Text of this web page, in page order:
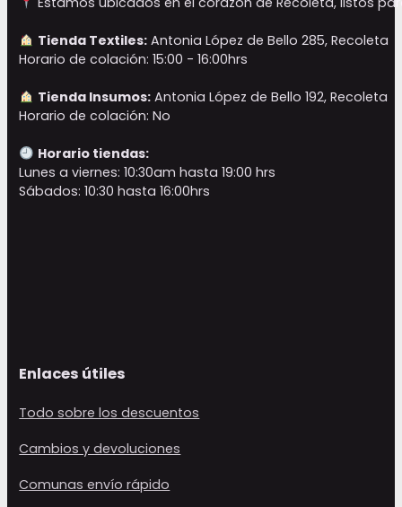
Tienda Textiles:Antonia López de Bello 285, Recoleta
Horario de colación: 15:00 - 16:00hrs
Tienda Insumos:Antonia López de Bello 192, Recoleta
Horario de colación: No
Horario tiendas:
Lunes a viernes: 10:30am hasta 19:00 hrs
Sábados: 10:30 hasta 16:00hrs
Enlaces útiles
Todo sobre los descuentos
Cambios y devoluciones
Comunas envío rápido